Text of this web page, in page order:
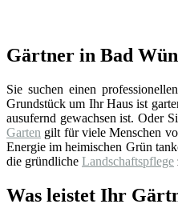
Gärtner in Bad
Sie suchen einen
Grundstück um Ihr Haus ist
ausufernd gewachsen ist. Oder
Garten gilt für viele Menschen
Energie im heimischen Grün
die gründliche Landschaftspflege
Was leistet Ihr